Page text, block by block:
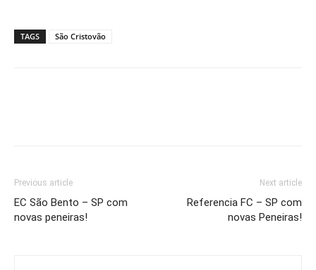
TAGS São Cristovão
Previous article
EC São Bento – SP com
novas peneiras!
Next article
Referencia FC – SP com
novas Peneiras!